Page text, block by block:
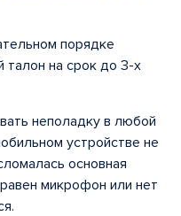
порядке
талон на срок до 3-х
неполадку в любой
устройстве не
основная
микрофон или нет